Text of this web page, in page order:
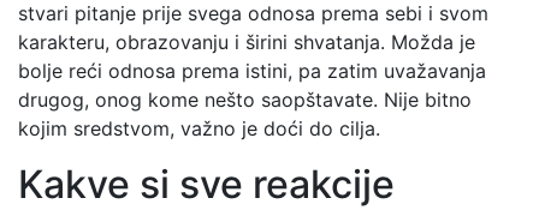
stvari pitanje prije svega odnosa prema sebi i svom
karakteru, obrazovanju i širini shvatanja. Možda je
bolje reći odnosa prema istini, pa zatim uvažavanja
drugog, onog kome nešto saopštavate. Nije bitno
kojim sredstvom, važno je doći do cilja.
Kakve si sve reakcije